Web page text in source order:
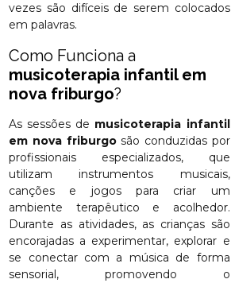
vezes são difíceis de serem colocados
em palavras.
Como Funciona a
musicoterapia infantil em
nova friburgo?
As sessões de musicoterapia infantil
em nova friburgosão conduzidas por
profissionais especializados, que
utilizam instrumentos musicais,
canções e jogos para criar um
ambiente terapêutico e acolhedor.
Durante as atividades, as crianças são
encorajadas a experimentar, explorar e
se conectar com a música de forma
sensorial, promovendo o